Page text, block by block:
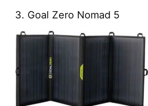
3. Goal Zero Nomad 5